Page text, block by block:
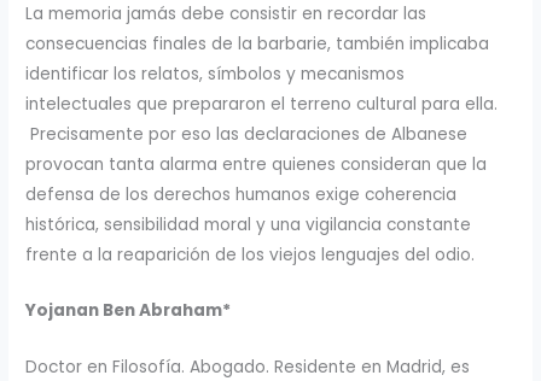
La memoria jamás debe consistir en recordar las
consecuencias finales de la barbarie, también implicaba
identificar los relatos, símbolos y mecanismos
intelectuales que prepararon el terreno cultural para ella.
Precisamente por eso las declaraciones de Albanese
provocan tanta alarma entre quienes consideran que la
defensa de los derechos humanos exige coherencia
histórica, sensibilidad moral y una vigilancia constante
frente a la reaparición de los viejos lenguajes del odio.
Yojanan Ben Abraham*
Doctor en Filosofía. Abogado. Residente en Madrid, es